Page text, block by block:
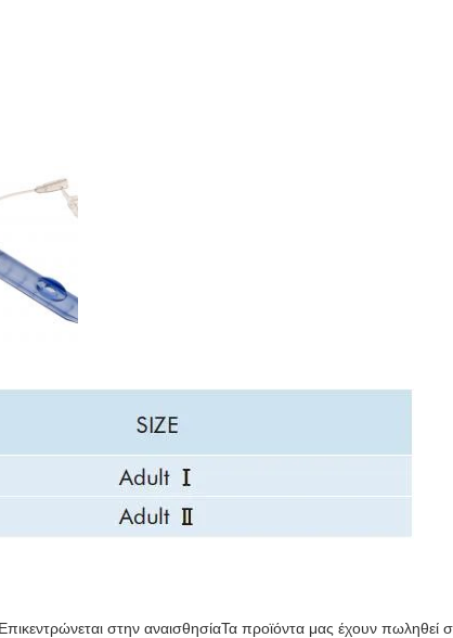
στην αναισθησίαΤα προϊόντα μας έχουν πωληθεί